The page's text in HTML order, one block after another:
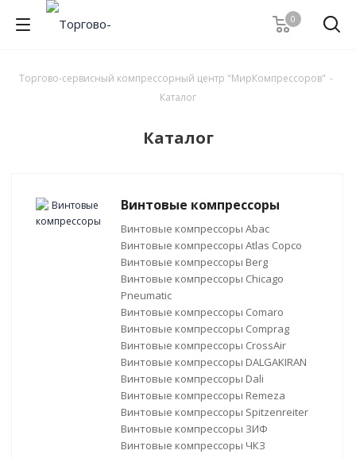
0
Торгово-сервисный компрессорный центр "МирКомпрессоров" -
Каталог
Каталог
Винтовые компрессоры
Винтовые компрессоры Abac
Винтовые компрессоры Atlas Copco
Винтовые компрессоры Berg
Винтовые компрессоры Chicago
Pneumatic
Винтовые компрессоры Comaro
Винтовые компрессоры Comprag
Винтовые компрессоры CrossAir
Винтовые компрессоры DALGAKIRAN
Винтовые компрессоры Dali
Винтовые компрессоры Remeza
Винтовые компрессоры Spitzenreiter
Винтовые компрессоры ЗИФ
Винтовые компрессоры ЧКЗ